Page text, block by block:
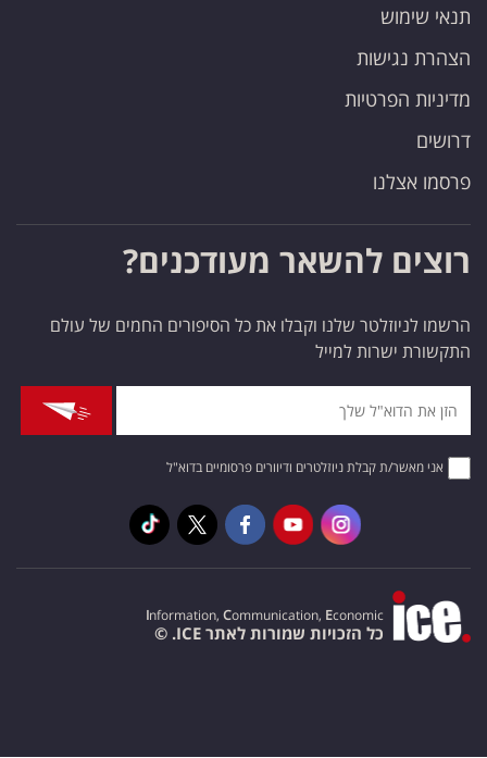
תנאי שימוש
הצהרת נגישות
מדיניות הפרטיות
דרושים
פרסמו אצלנו
רוצים להשאר מעודכנים?
הרשמו לניוזלטר שלנו וקבלו את כל הסיפורים החמים של עולם
התקשורת ישרות למייל
אני מאשר/ת קבלת ניוזלטרים ודיוורים פרסומיים בדוא"ל
Information, Communication, Economic
כל הזכויות שמורות לאתר ICE. ©